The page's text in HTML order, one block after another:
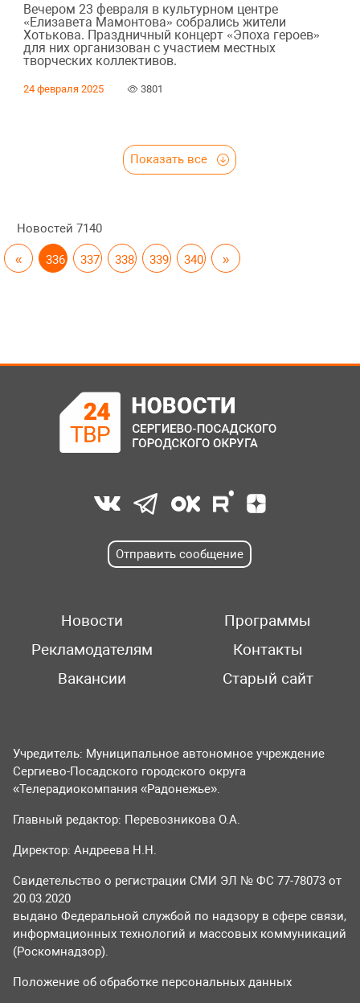
Вечером 23 февраля в культурном центре
«Елизавета Мамонтова» собрались жители
Хотькова. Праздничный концерт «Эпоха героев»
для них организован с участием местных
творческих коллективов.
24 февраля 2025 3801
Показать все
Новостей 7140
« 336 337 338 339 340 »
Отправить сообщение
Новости
Программы
Рекламодателям
Контакты
Вакансии
Старый сайт
Учредитель: Муниципальное автономное учреждение
Сергиево-Посадского городского округа
«Телерадиокомпания «Радонежье».
Главный редактор: Перевозникова О.А.
Директор: Андреева Н.Н.
Свидетельство о регистрации СМИ ЭЛ № ФС 77-78073 от
20.03.2020
выдано Федеральной службой по надзору в сфере связи,
информационных технологий и массовых коммуникаций
(Роскомнадзор).
Положение об обработке персональных данных